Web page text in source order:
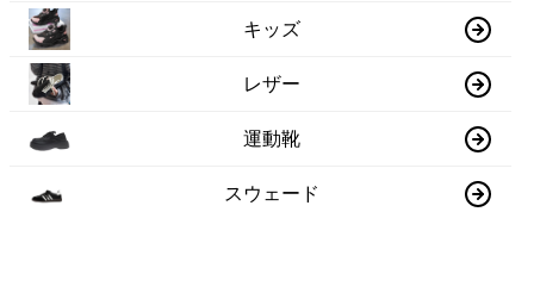
キッズ
レザー
運動靴
スウェード